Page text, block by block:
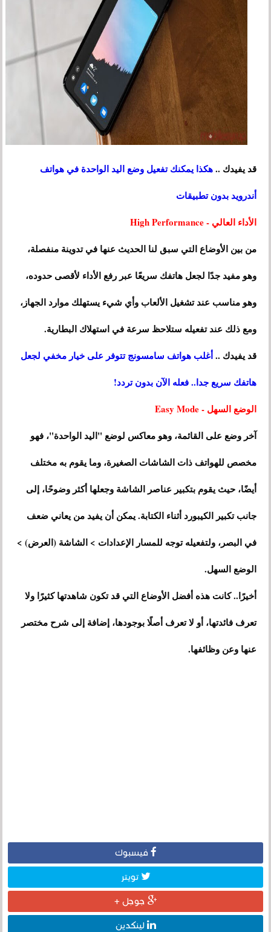
قد يفيدك ..هكذا يمكنك تفعيل وضع اليد الواحدة في هواتف
أندرويد بدون تطبيقات
الأداء العالي - High Performance
من بين الأوضاع التي سبق لنا الحديث عنها في تدوينة منفصلة،
وهو مفيد جدًا لجعل هاتفك سريعًا عبر رفع الأداء لأقصى حدوده،
وهو مناسب عند تشغيل الألعاب وأي شيء يستهلك موارد الجهاز،
ومع ذلك عند تفعيله ستلاحظ سرعة في استهلاك البطارية.
قد يفيدك ..أغلب هواتف سامسونج تتوفر على خيار مخفي لجعل
هاتفك سريع جدا.. فعله الآن بدون تردد!
الوضع السهل - Easy Mode
آخر وضع على القائمة، وهو معاكس لوضع "اليد الواحدة"، فهو
مخصص للهواتف ذات الشاشات الصغيرة، وما يقوم به مختلف
أيضًا، حيث يقوم بتكبير عناصر الشاشة وجعلها أكثر وضوحًا، إلى
جانب تكبير الكيبورد أثناء الكتابة. يمكن أن يفيد من يعاني ضعف
في البصر، ولتفعيله توجه للمسار الإعدادات > الشاشة (العرض) >
الوضع السهل.
أخيرًا.. كانت هذه أفضل الأوضاع التي قد تكون شاهدتها كثيرًا ولا
تعرف فائدتها، أو لا تعرف أصلًا بوجودها، إضافة إلى شرح مختصر
عنها وعن وظائفها.
فيسبوك
تويتر
جوجل +
لينكدين